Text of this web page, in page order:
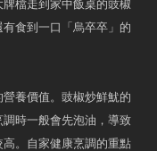
檔走到家中飯桌的豉椒
食到一口「烏卒卒」的
養價值。豉椒炒鮮魷的
時一般會先泡油，導致
。自家健康烹調的重點